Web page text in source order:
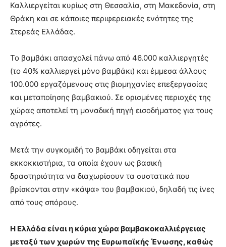
Καλλιεργείται κυρίως στη Θεσσαλία, στη Μακεδονία, στη
Θράκη και σε κάποιες περιφερειακές ενότητες της
Στερεάς Ελλάδας.
Το βαμβάκι απασχολεί πάνω από 46.000 καλλιεργητές
(το 40% καλλιεργεί μόνο βαμβάκι) και έμμεσα άλλους
100.000 εργαζόμενους στις βιομηχανίες επεξεργασίας
και μεταποίησης βαμβακιού. Σε ορισμένες περιοχές της
χώρας αποτελεί τη μοναδική πηγή εισοδήματος για τους
αγρότες.
Μετά την συγκομιδή το βαμβάκι οδηγείται στα
εκκοκκιστήρια, τα οποία έχουν ως βασική
δραστηριότητα να διαχωρίσουν τα συστατικά που
βρίσκονται στην «κάψα» του βαμβακιού, δηλαδή τις ίνες
από τους σπόρους.
Η Ελλάδα είναι η κύρια χώρα βαμβακοκαλλιέργειας
μεταξύ των χωρών της Ευρωπαϊκής Ένωσης, καθώς